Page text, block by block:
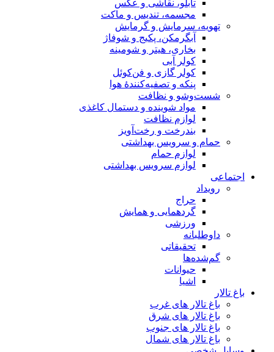
تابلو، نقاشی و عکس
مجسمه، تندیس و ماکت
تهویه، سرمایش و گرمایش
آبگرمکن، پکیج و شوفاژ
بخاری، هیتر و شومینه
کولر آبی
کولر گازی و فن‌کوئل
پنکه و تصفیه‌کنندهٔ هوا
شست‌وشو و نظافت
مواد شوینده و دستمال کاغذی
لوازم نظافت
بندرخت و رخت‌آویز
حمام و سرویس بهداشتی
لوازم حمام
لوازم سرویس بهداشتی
اجتماعی
رویداد
حراج
گردهمایی و همایش
ورزشی
داوطلبانه
تحقیقاتی
گم‌شده‌ها
حیوانات
اشیا
باغ تالار
باغ تالار های غرب
باغ تالار های شرق
باغ تالار های جنوب
باغ تالار های شمال